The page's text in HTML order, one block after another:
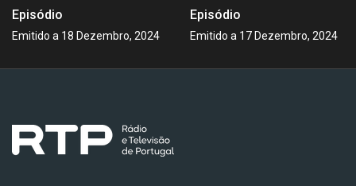
Episódio
Emitido a 18 Dezembro, 2024
Episódio
Emitido a 17 Dezembro, 2024